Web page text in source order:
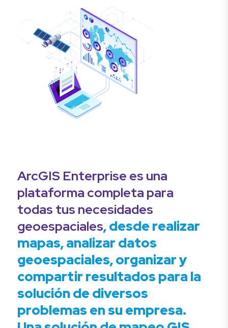
ArcGIS Enterprise es una
plataforma completa para
todas tus necesidades
geoespaciales, desde realizar
mapas, analizar datos
geoespaciales, organizar y
compartir resultados para la
solución de diversos
problemas en su empresa.